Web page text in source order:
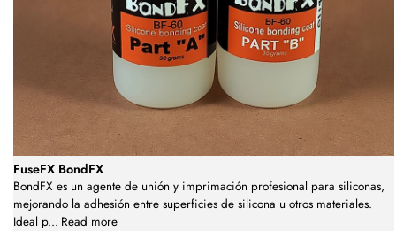
FuseFX BondFX
BondFX es un agente de unión y imprimación profesional para siliconas,
mejorando la adhesión entre superficies de silicona u otros materiales.
Ideal p... Read more